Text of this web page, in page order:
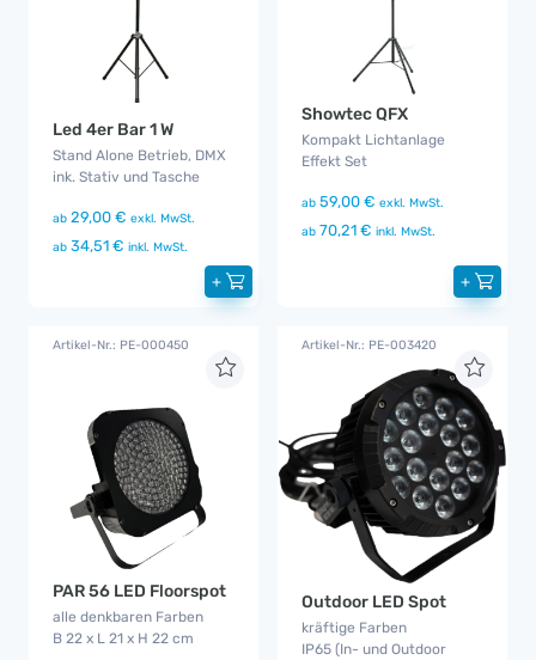
Led 4er Bar 1 W
Stand Alone Betrieb, DMX
ink. Stativ und Tasche
ab 29,00 € exkl. MwSt.
ab 34,51 € inkl. MwSt.
+
Showtec QFX
Kompakt Lichtanlage
Effekt Set
ab 59,00 € exkl. MwSt.
ab 70,21 € inkl. MwSt.
+
Artikel-Nr.: PE-000450
PAR 56 LED Floorspot
alle denkbaren Farben
B 22 x L 21 x H 22 cm
Artikel-Nr.: PE-003420
Outdoor LED Spot
kräftige Farben
IP65 (In- und Outdoor